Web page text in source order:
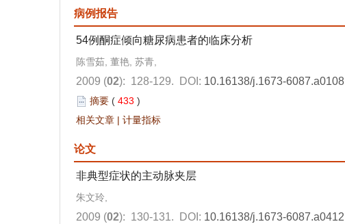
病例报告
54例酮症倾向糖尿病患者的临床分析
陈雪茹, 董艳, 苏青,
2009 (02): 128-129. DOI: 10.16138/j.1673-6087.a0108
摘要 ( 433 )
相关文章 | 计量指标
论文
非典型症状的主动脉夹层
朱文玲,
2009 (02): 130-131. DOI: 10.16138/j.1673-6087.a0412